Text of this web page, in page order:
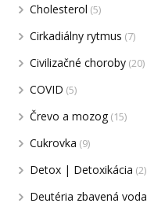
Cholesterol (5)
Cirkadiálny rytmus (7)
Civilizačné choroby (20)
COVID (5)
Črevo a mozog (15)
Cukrovka (9)
Detox | Detoxikácia (2)
Deutéria zbavená voda